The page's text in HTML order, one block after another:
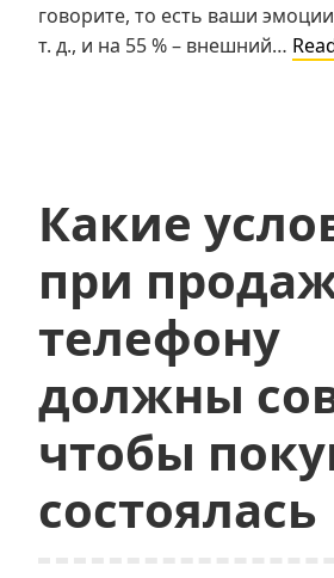
говорите, то есть ваши
т. д., и на 55 % – внешний…
Какие
при
телефону
должны
чтобы
состоялась